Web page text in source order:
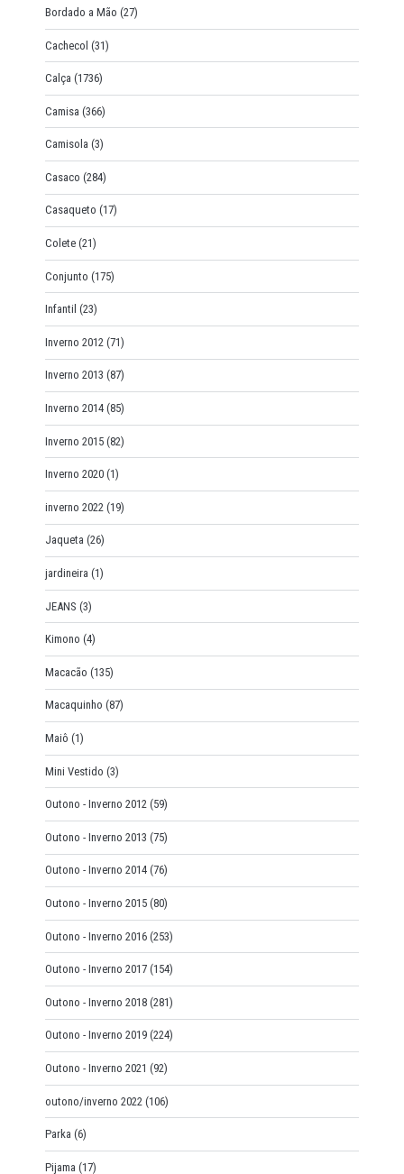
Bordado a Mão (27)
Cachecol (31)
Calça (1736)
Camisa (366)
Camisola (3)
Casaco (284)
Casaqueto (17)
Colete (21)
Conjunto (175)
Infantil (23)
Inverno 2012 (71)
Inverno 2013 (87)
Inverno 2014 (85)
Inverno 2015 (82)
Inverno 2020 (1)
inverno 2022 (19)
Jaqueta (26)
jardineira (1)
JEANS (3)
Kimono (4)
Macacão (135)
Macaquinho (87)
Maiô (1)
Mini Vestido (3)
Outono - Inverno 2012 (59)
Outono - Inverno 2013 (75)
Outono - Inverno 2014 (76)
Outono - Inverno 2015 (80)
Outono - Inverno 2016 (253)
Outono - Inverno 2017 (154)
Outono - Inverno 2018 (281)
Outono - Inverno 2019 (224)
Outono - Inverno 2021 (92)
outono/inverno 2022 (106)
Parka (6)
Pijama (17)